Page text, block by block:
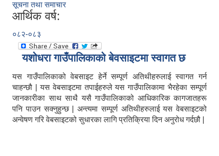
सूचना तथा समाचार
आर्थिक वर्ष:
०८२-०८३
यशाेधरा गाउँपालिकाकाे बेवसाइटमा स्वागत छ
यस गाउँपालिकाको वेबसाइट हेर्ने सम्पूर्ण अतिथीहरुलाई स्वागत गर्न
चाहन्छौ | यस वेबसाइटमा तपाईहरुले यस गाउँपालिकामा भैरहेका सम्पूर्ण
जानकारीका साथ साथै यसै गाउँपालिकाको आधिकारिक कागजातहरू
पनि पाउन सक्नुहुन्छ | अन्त्यमा सम्पूर्ण अतिथीहरुलाई यस वेबसाइटको
अन्वेषण गरि वेबसाइटको सुधारका लागि प्रतिक्रिया दिन अनुरोध गर्दछौ |